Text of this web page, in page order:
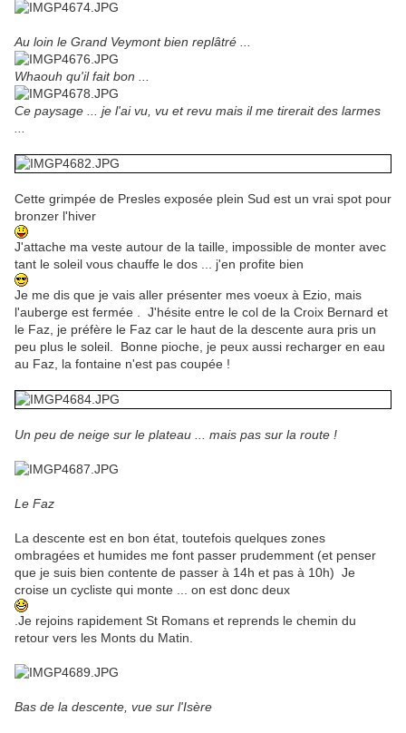
Au loin le Grand Veymont bien replâtré ...
Whaouh qu'il fait bon ...
Ce paysage ... je l'ai vu, vu et revu mais il me tirerait des larmes
Cette grimpée de Presles exposée plein Sud est un vrai spot pour
bronzer l'hiver
J'attache ma veste autour de la taille, impossible de monter avec
tant le soleil vous chauffe le dos ... j'en profite bien
Je me dis que je vais aller présenter mes voeux à Ezio, mais
l'auberge est fermée . J'hésite entre le col de la Croix Bernard et
le Faz, je préfère le Faz car le haut de la descente aura pris un
peu plus le soleil. Bonne pioche, je peux aussi recharger en eau
au Faz, la fontaine n'est pas coupée !
Un peu de neige sur le plateau ... mais pas sur la route !
Le Faz
La descente est en bon état, toutefois quelques zones
ombragées et humides me font passer prudemment (et penser
que je suis bien contente de passer à 14h et pas à 10h) Je
croise un cycliste qui monte ... on est donc deux
.Je rejoins rapidement St Romans et reprends le chemin du
retour vers les Monts du Matin.
Bas de la descente, vue sur l'Isère